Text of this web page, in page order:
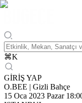
⌘K
GİRİŞ YAP
O.BEE | Gizli Bahçe
15 Oca 2023 Pazar